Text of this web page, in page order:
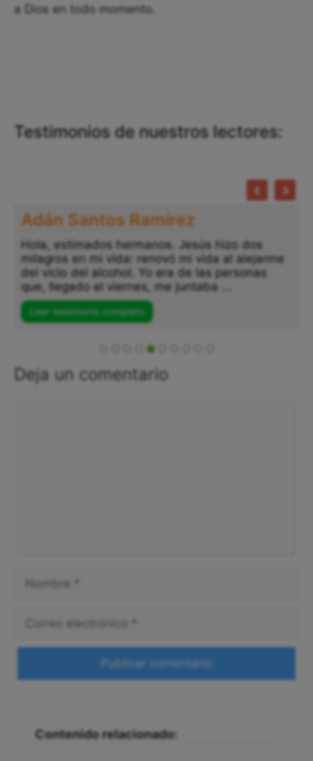
a Dios en todo momento.
Testimonios de nuestros lectores:
Adán Santos Ramírez
Hola, estimados hermanos. Jesús hizo dos
milagros en mi vida: renovó mi vida al alejarme
del vicio del alcohol. Yo era de las personas
que, llegado el viernes, me juntaba ...
Leer testimonio completo
Deja un comentario
Contenido relacionado: